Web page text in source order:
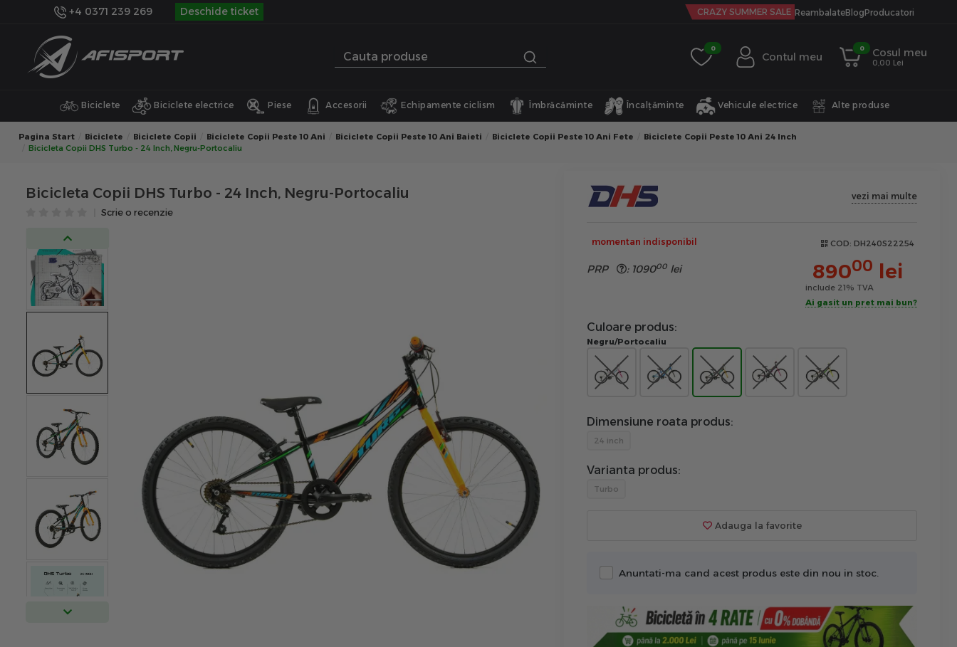
+4 0371 239 269 Deschide ticket CRAZY SUMMER SALE ReambalateBlogProducatori
0
Contul meu
0 Cosul meu
0,00 Lei
Biciclete Biciclete electrice Piese Accesorii Echipamente ciclism Îmbrăcăminte Încalțăminte Vehicule electrice Alte produse
Pagina Start Biciclete Biciclete Copii Biciclete Copii Peste 10 Ani Biciclete Copii Peste 10 Ani Baieti Biciclete Copii Peste 10 Ani Fete
Biciclete Copii Peste 10 Ani 24 Inch
Bicicleta Copii DHS Turbo - 24 Inch, Negru-Portocaliu
Bicicleta Copii DHS Turbo - 24 Inch, Negru-Portocaliu
Scrie o recenzie
vezi mai multe
momentan indisponibil COD: DH240S22254
PRP : 109000 lei 89000 lei
include 21% TVA
Ai gasit un pret mai bun?
Culoare produs:
Negru/Portocaliu
Dimensiune roata produs:
24 inch
Varianta produs:
Turbo
Adauga la favorite
Anuntati-ma cand acest produs este din nou in stoc.